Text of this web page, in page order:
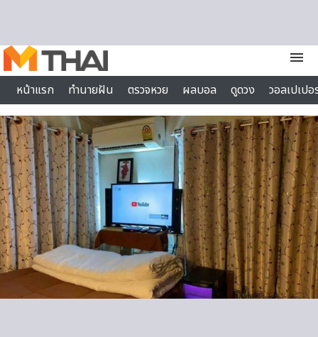
menu
หน้าแรก
ทำนายฝัน ตรวจหวย ผลบอล ดูดวง
วอลเปเป
ไลฟ์สไตล์